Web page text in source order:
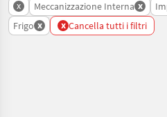
x Meccanizzazione Interna x
Frigo x x Cancella tutti i filtri